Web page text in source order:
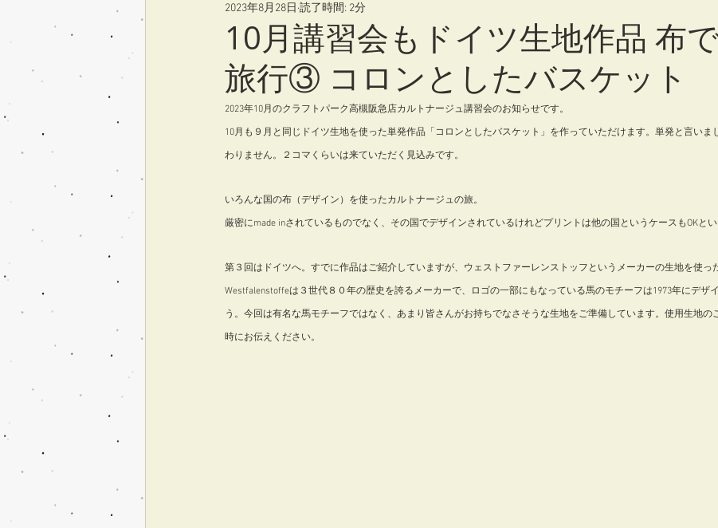
10月講習会もドイツ生地作品 布
旅行③ コロンとしたバスケット
2023年8月28日 読了時間: 2分
2023年10月のクラフトパーク高槻阪急店カルトナージュ講習会のお知らせです。
10月も９月と同じドイツ生地を使った単発作品「コロンとしたバスケット」を作っていただけます。単発と言いま
わりません。２コマくらいは来ていただく見込みです。
いろんな国の布（デザイン）を使ったカルトナージュの旅。
厳密にmade inされているものでなく、その国でデザインされているけれどプリントは他の国というケースもOKとい
第３回はドイツへ。すでに作品はご紹介していますが、ウェストファーレンストッフというメーカーの生地を使っ
Westfalenstoffeは３世代８０年の歴史を誇るメーカーで、ロゴの一部にもなっている馬のモチーフは1973年にデザ
う。今回は有名な馬モチーフではなく、あまり皆さんがお持ちでなさそうな生地をご準備しています。使用生地の
時にお伝えください。